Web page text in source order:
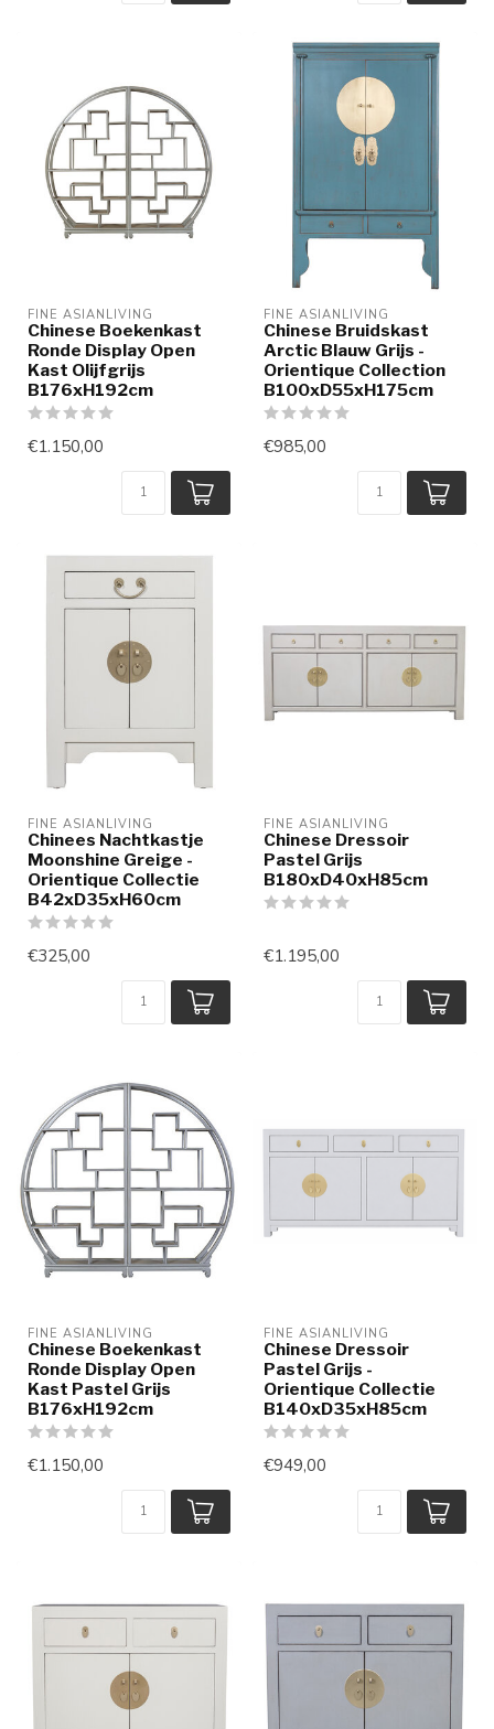
FINE ASIANLIVING
Chinese Boekenkast
Ronde Display Open
Kast Olijfgrijs
B176xH192cm
€1.150,00
FINE ASIANLIVING
Chinese Bruidskast
Arctic Blauw Grijs -
Orientique Collection
B100xD55xH175cm
€985,00
FINE ASIANLIVING
Chinees Nachtkastje
Moonshine Greige -
Orientique Collectie
B42xD35xH60cm
€325,00
FINE ASIANLIVING
Chinese Dressoir
Pastel Grijs
B180xD40xH85cm
€1.195,00
FINE ASIANLIVING
Chinese Boekenkast
Ronde Display Open
Kast Pastel Grijs
B176xH192cm
€1.150,00
FINE ASIANLIVING
Chinese Dressoir
Pastel Grijs -
Orientique Collectie
B140xD35xH85cm
€949,00